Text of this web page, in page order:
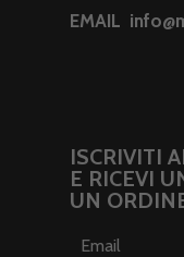
EMAIL
ISCRIVITI
E RICEVI
UN
Email